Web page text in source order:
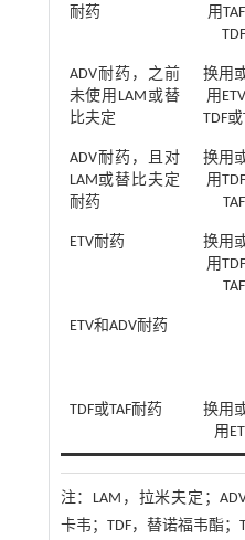
耐药
用
TDF
ADV耐药，之前
未使用LAM或替
比夫定
换用
用ETV
TDF或
ADV耐药，且对
LAM或替比夫定
耐药
换用
用
TAF
ETV耐药
换用
用
TAF
ETV和ADV耐药
TDF或TAF耐药
换用
用
注： LAM，拉米夫定；
卡韦；TDF，替诺福韦酯；